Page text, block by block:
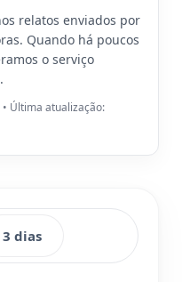
relatos enviados por
Quando há poucos
o serviço
Última atualização:
3 dias